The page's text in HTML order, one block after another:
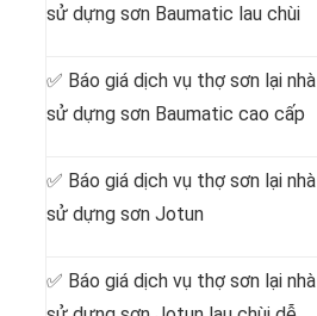
sử dựng sơn Baumatic lau chùi
✅ Báo giá dịch vụ thợ sơn lại nhà
sử dựng sơn Baumatic cao cấp
✅ Báo giá dịch vụ thợ sơn lại nhà
sử dựng sơn Jotun
✅ Báo giá dịch vụ thợ sơn lại nhà